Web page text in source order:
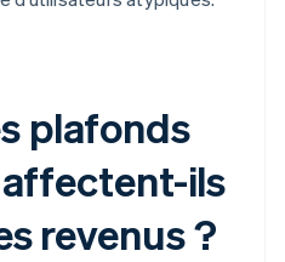
plafonds
ils
revenus ?